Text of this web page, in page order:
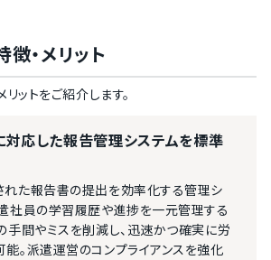
徴・メリット
ットをご紹介します。
対応した報告管理システムを標準
た報告書の提出を効率化する管理シ
社員の学習履歴や進捗を一元管理する
手間やミスを削減し、迅速かつ確実に労
。派遣運営のコンプライアンスを強化